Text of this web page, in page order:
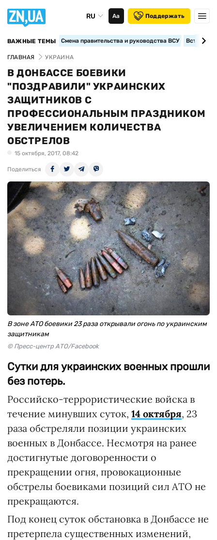
RU Аа Поддержать
ВАЖНЫЕ ТЕМЫ Смена правительства и руководства ВСУ
ГЛАВНАЯ УКРАИНА
В ДОНБАССЕ БОЕВИКИ
"ПОЗДРАВИЛИ" УКРАИНСКИХ
ЗАЩИТНИКОВ С
ПРОФЕССИОНАЛЬНЫМ ПРАЗДНИКОМ
УВЕЛИЧЕНИЕМ КОЛИЧЕСТВА
ОБСТРЕЛОВ
15 октября, 2017, 08:42
Поделиться
В зоне АТО боевики 23 раза открывали огонь по украинским
защитникам
© Пресс-центр АТО/Facebook
Сутки для украинских военных прошли
без потерь.
Российско-террористические войска в
течение минувших суток, 14 октября, 23
раза обстреляли позиции украинских
военных в Донбассе. Несмотря на ранее
достигнутые договоренности о
прекращении огня, провокационные
обстрелы боевиками позиций сил АТО не
прекращаются.
Под конец суток обстановка в Донбассе не
претерпела существенных изменений,